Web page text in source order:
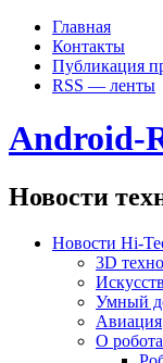
Главная
Контакты
Публикация
RSS — ленты
Android-
Новости
Новости Hi-
3D
Умный
Авиация
О